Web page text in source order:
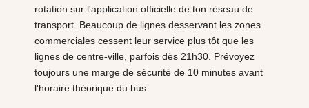
rotation sur l'application officielle de ton réseau de
transport. Beaucoup de lignes desservant les zones
commerciales cessent leur service plus tôt que les
lignes de centre-ville, parfois dès 21h30. Prévoyez
toujours une marge de sécurité de 10 minutes avant
l'horaire théorique du bus.